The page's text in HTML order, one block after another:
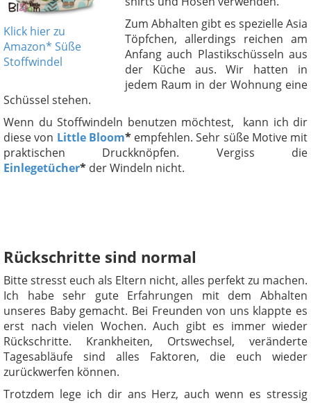
Klick hier zu
Amazon* Süße
Stoffwindel
Zum Abhalten gibt es spezielle Asia
Töpfchen, allerdings reichen am
Anfang auch Plastikschüsseln aus
der Küche aus. Wir hatten in
jedem Raum in der Wohnung eine
Schüssel stehen.
Wenn du Stoffwindeln benutzen möchtest, kann ich dir
diese von Little Bloom*empfehlen. Sehr süße Motive mit
praktischen Druckknöpfen. Vergiss die
Einlegetücher* der Windeln nicht.
Rückschritte sind normal
Bitte stresst euch als Eltern nicht, alles perfekt zu machen.
Ich habe sehr gute Erfahrungen mit dem Abhalten
unseres Baby gemacht. Bei Freunden von uns klappte es
erst nach vielen Wochen. Auch gibt es immer wieder
Rückschritte. Krankheiten, Ortswechsel, veränderte
Tagesabläufe sind alles Faktoren, die euch wieder
zurückwerfen können.
Trotzdem lege ich dir ans Herz, auch wenn es stressig